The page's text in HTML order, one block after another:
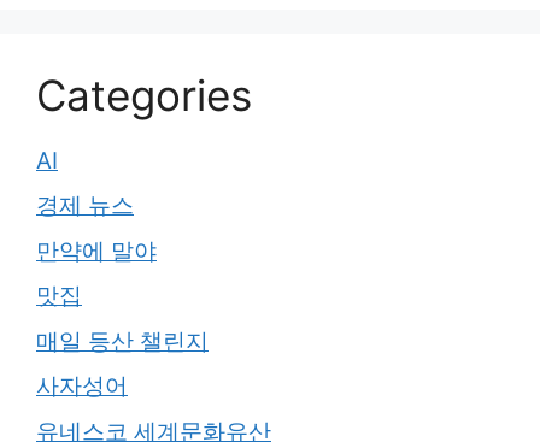
Categories
AI
경제 뉴스
만약에 말야
맛집
매일 등산 챌린지
사자성어
유네스코 세계문화유산